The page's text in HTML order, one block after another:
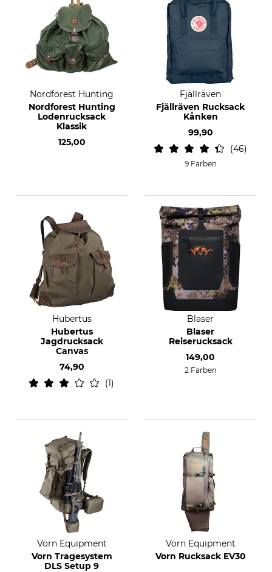
Nordforest Hunting
Nordforest Hunting
Lodenrucksack
Klassik
125,00
Fjällräven
Fjällräven Rucksack
Kånken
99,90
46
9 Farben
Hubertus
Hubertus
Jagdrucksack
Canvas
74,90
1
Blaser
Blaser
Reiserucksack
149,00
2 Farben
Vorn Equipment
Vorn Tragesystem
DLS Setup 9
Vorn Equipment
Vorn Rucksack EV30